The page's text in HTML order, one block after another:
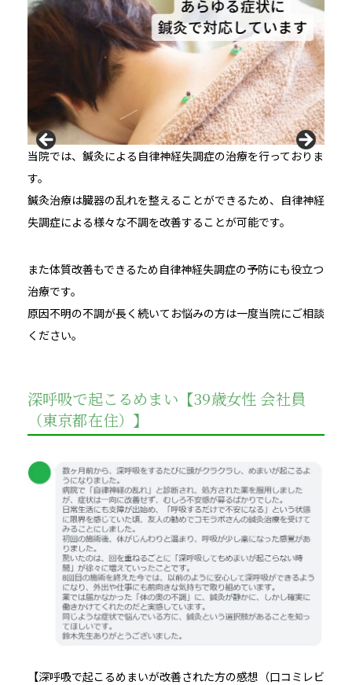
当院では、鍼灸による自律神経失調症の治療を行っておりま
す。
鍼灸治療は臓器の乱れを整えることができるため、自律神経
失調症による様々な不調を改善することが可能です。
また体質改善もできるため自律神経失調症の予防にも役立つ
治療です。
原因不明の不調が長く続いてお悩みの方は一度当院にご相談
ください。
深呼吸で起こるめまい【39歳女性 会社員
（東京都在住）】
【深呼吸で起こるめまいが改善された方の感想（口コミレビ